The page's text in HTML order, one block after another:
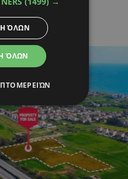
ΌΛΩΝ
ΌΛΩΝ